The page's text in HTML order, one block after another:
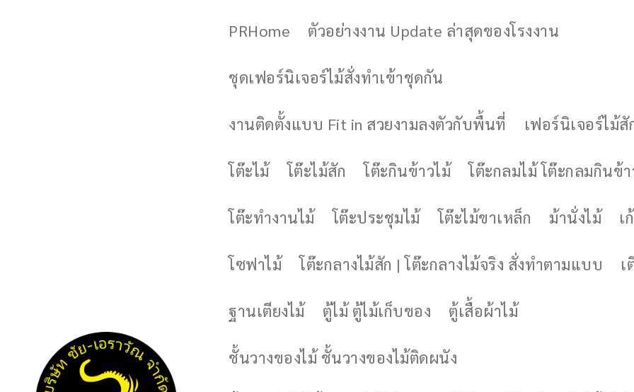
PRHome ตัวอย่างงาน Update ล่าสุดของโรงงาน
ชุดเฟอร์นิเจอร์ไม้สั่งทำเข้าชุดกัน
งานติดตั้งแบบ Fit in สวยงามลงตัวกับพื้นที่ เฟอร์นิเจอร์ไม้สั
โต๊ะไม้ โต๊ะไม้สัก โต๊ะกินข้าวไม้ โต๊ะกลมไม้ โต๊ะกลมกินข้า
โต๊ะทำงานไม้ โต๊ะประชุมไม้ โต๊ะไม้ขาเหล็ก ม้านั่งไม้ เ
โซฟาไม้ โต๊ะกลางไม้สัก | โต๊ะกลางไม้จริง สั่งทำตามแบบ เ
ฐานเตียงไม้ ตู้ไม้ ตู้ไม้เก็บของ ตู้เสื้อผ้าไม้
ชั้นวางของไม้ ชั้นวางของไม้ติดผนัง